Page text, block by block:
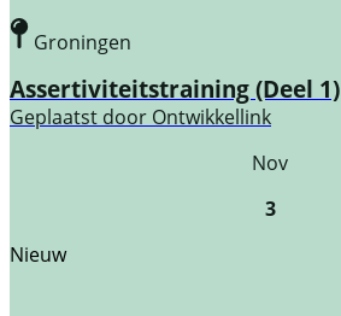
Groningen
Assertiviteitstraining (Deel 1)
Geplaatst door Ontwikkellink
Nov
3
Nieuw